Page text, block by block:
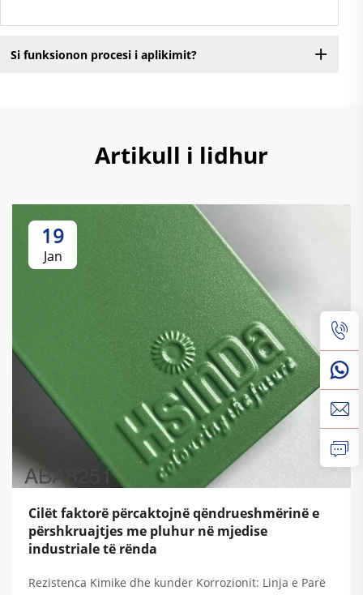
Si funksionon procesi i aplikimit?
Artikull i lidhur
19
Jan
Cilët faktorë përcaktojnë qëndrueshmërinë e
përshkruajtjes me pluhur në mjedise
industriale të rënda
Rezistenca Kimike dhe kundër Korrozionit: Linja e Parë